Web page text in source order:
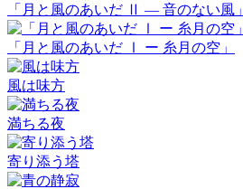
「月と風のあいだ Ⅱ ― 音のない風」
「月と風のあいだ Ⅰ ー 糸月の空」
風は味方
満ちる夜
寄り添う塔